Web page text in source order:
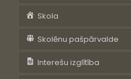
Skola
Skolēnu pašpārvalde
Interešu izglītība